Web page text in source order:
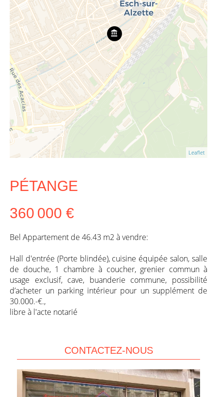
Leaflet
PÉTANGE
360 000 €
Bel Appartement de 46.43 m2 à vendre:
Hall d'entrée (Porte blindée), cuisine équipée salon, salle
de douche, 1 chambre à coucher, grenier commun à
usage exclusif, cave, buanderie commune, possibilité
d’acheter un parking intérieur pour un supplément de
30.000.-€.,
libre à l'acte notarié
CONTACTEZ-NOUS